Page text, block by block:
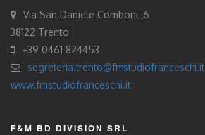
Via San Daniele Comboni, 6
38122 Trento
+39 0461 824453
segreteria.trento@fmstudiofranceschi.it
www.fmstudiofranceschi.it
F&M BD DIVISION SRL